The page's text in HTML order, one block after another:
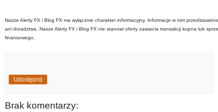
Nasze Alerty FX i Blog FX ma wyłącznie charakter informacyjny. Informacje w nim
ani doradztwa. Nasze Alerty FX i Blog FX nie stanowi oferty zawarcia transakcji kupna lub
finansowego.
Udostępnij
Brak komentarzy: